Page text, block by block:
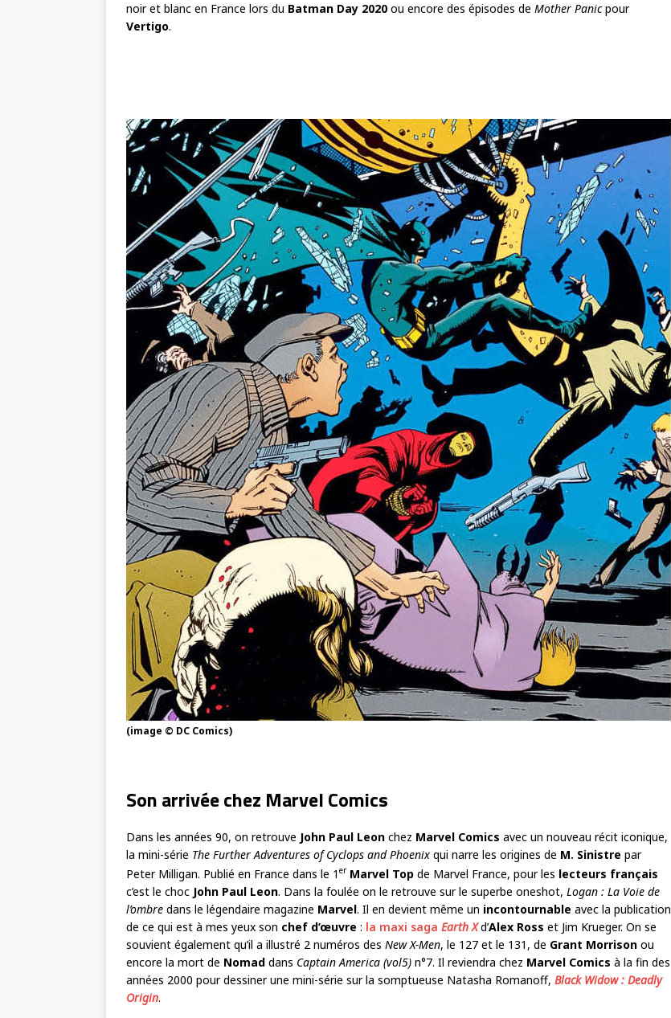
noir et blanc en France lors du Batman Day 2020 ou encore des épisodes de Mother Panicpour
Vertigo.
(image © DC Comics)
Son arrivée chez Marvel Comics
Dans les années 90, on retrouve John Paul Leon chez Marvel Comics avec un nouveau récit iconique,
la mini-série The Further Adventures of Cyclops and Phoenix qui narre les origines de M. Sinistre par
Peter Milligan. Publié en France dans le 1 er Marvel Top de Marvel France, pour les lecteurs français
c’est le choc John Paul Leon. Dans la foulée on le retrouve sur le superbe oneshot, Logan : La Voie de
l’ombre dans le légendaire magazine Marvel. Il en devient même un incontournable avec la publication
de ce qui est à mes yeux son chef d’œuvre : la maxi saga Earth Xd’Alex Ross et Jim Krueger. On se
souvient également qu’il a illustré 2 numéros des New X-Men, le 127 et le 131, de Grant Morrison ou
encore la mort de Nomad dans Captain America (vol5) n°7. Il reviendra chez Marvel Comics à la fin des
années 2000 pour dessiner une mini-série sur la somptueuse Natasha Romanoff, Black Widow : Deadly
Origin.